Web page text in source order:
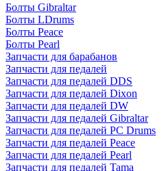
Болты Gibraltar
Болты LDrums
Болты Peace
Болты Pearl
Запчасти для барабанов
Запчасти для педалей
Запчасти для педалей DDS
Запчасти для педалей Dixon
Запчасти для педалей DW
Запчасти для педалей Gibraltar
Запчасти для педалей PC Drums
Запчасти для педалей Peace
Запчасти для педалей Pearl
Запчасти для педалей Tama